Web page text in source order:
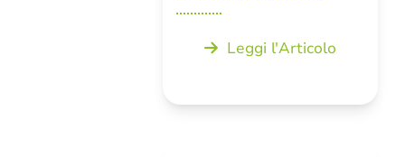
Leggi l'Articolo